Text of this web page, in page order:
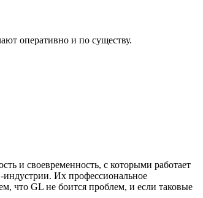
оперативно и по существу.
и своевременность, с которыми работает
Их профессиональное
что GL не боится проблем, и если таковые